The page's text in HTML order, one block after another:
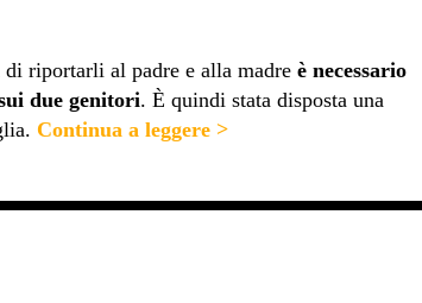
riportarli al padre e alla madre è necessario
due genitori. È quindi stata disposta una
Continua a leggere >